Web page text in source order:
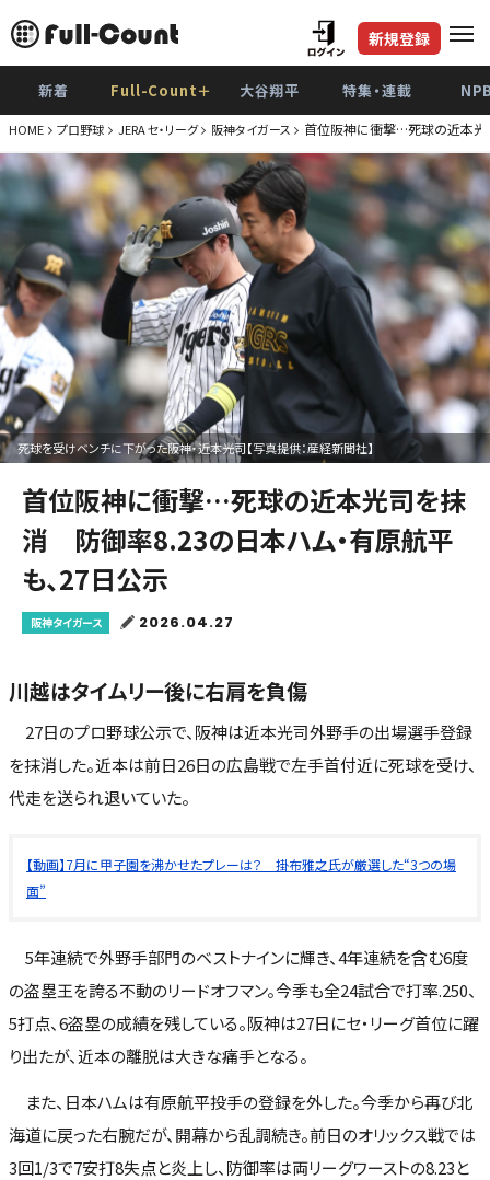
新規登録
新着 Full-Count＋ 大谷翔平 特集・連載
HOME プロ野球 JERA セ・リーグ 阪神タイガース 首位阪神に衝撃…死球の近本光
死球を受けベンチに下がった阪神・近本光司【写真提供：産経新聞社】
首位阪神に衝撃…死球の近本光司を抹
消 防御率8.23の日本ハム・有原航平
も、27日公示
阪神タイガース 2026.04.27
川越はタイムリー後に右肩を負傷
27日のプロ野球公示で、阪神は近本光司外野手の出場選手登録
を抹消した。近本は前日26日の広島戦で左手首付近に死球を受け、
代走を送られ退いていた。
【動画】7月に甲子園を沸かせたプレーは？ 掛布雅之氏が厳選した“3つの場
面”
5年連続で外野手部門のベストナインに輝き、4年連続を含む6度
の盗塁王を誇る不動のリードオフマン。今季も全24試合で打率.250、
5打点、6盗塁の成績を残している。阪神は27日にセ・リーグ首位に躍
り出たが、近本の離脱は大きな痛手となる。
また、日本ハムは有原航平投手の登録を外した。今季から再び北
海道に戻った右腕だが、開幕から乱調続き。前日のオリックス戦では
3回1/3で7安打8失点と炎上し、防御率は両リーグワーストの8.23と